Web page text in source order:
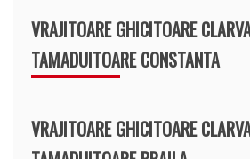
VRAJITOARE GHICITOARE
TAMADUITOARE CONSTANTA
VRAJITOARE GHICITOARE